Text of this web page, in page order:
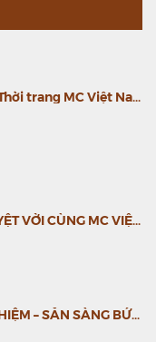
Công ty Cổ phần Thời trang MC Việt Nam (MC Fashion) tổ chức Gala mừng sinh nhật lần thứ 9
TRẢI NGHIỆM TUYỆT VỜI CÙNG MC VIỆT NAM
DU LỊCH TRẢI NGHIỆM – SẴN SÀNG BỨT PHÁ CÙNG MC VIỆT NAM